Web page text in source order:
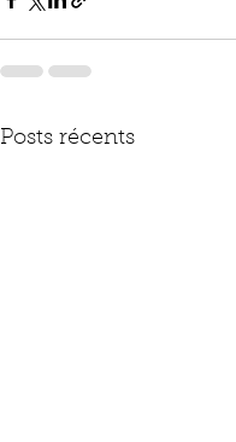
Posts récents